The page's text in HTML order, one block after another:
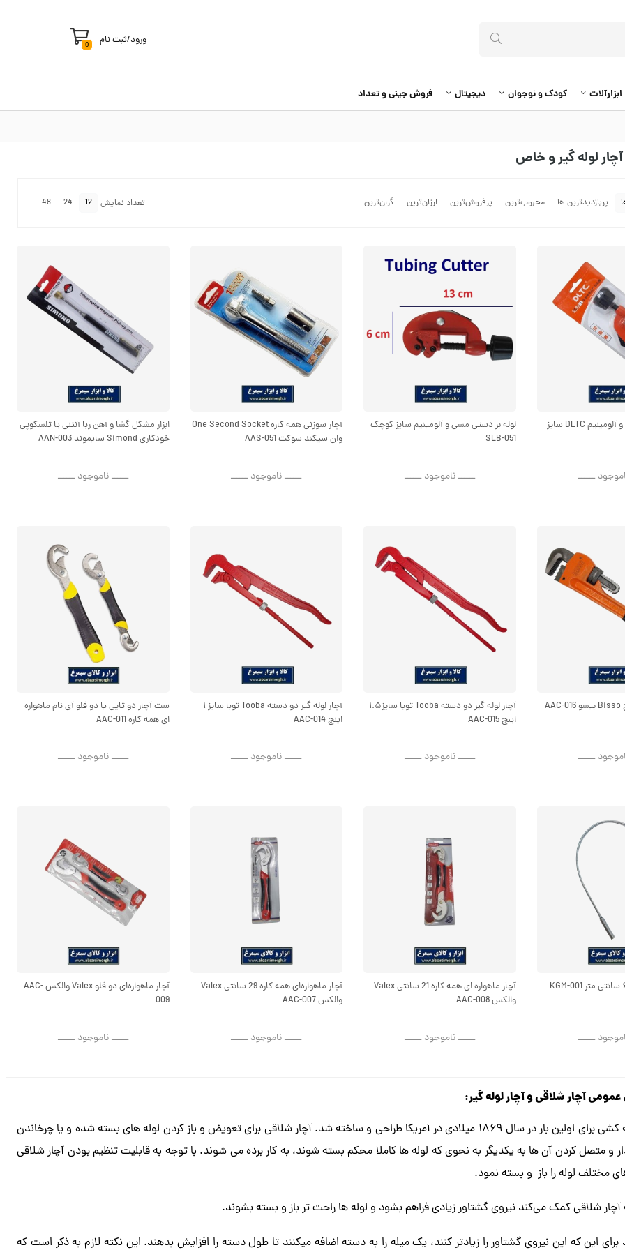
ورود/ثبت نام 0
ابزارآلات کودک و نوجوان دیجیتال فروش جینی و تعداد
لوله گیر و خاص
پربازدیدترین ها محبوب‌‌ترین پرفروش‌ترین ارزان‌ترین گران‌ترین تعداد نمایش 12
24
48
لوله بر دستی مسی و آلومینیم DLTC سایز
ــــــ
لوله بر دستی مسی و آلومینیم سایز کوچک
SLB-051
ــــــ ناموجود ــــــ
آچار سوزنی همه کاره One Second Socket
وان سیکند سوکت AAS-051
ــــــ ناموجود ــــــ
ابزار مشکل گشا و آهن ربا آنتنی یا تلسکوپی
خودکاری Simond سایموند AAN-003
ــــــ ناموجود ــــــ
ــــــ
آچار لوله گیر دو دسته Tooba توبا سایز۱.۵
اینچ AAC-015
ــــــ ناموجود ــــــ
آچار لوله گیر دو دسته Tooba توبا سایز ۱
اینچ AAC-014
ــــــ ناموجود ــــــ
ست آچار دو تایی یا دو قلو آی نام ماهواره
ای همه کاره AAC-011
ــــــ ناموجود ــــــ
ــــــ
آچار ماهواره‌ ای همه کاره 21 سانتی Valex
والکس AAC-008
ــــــ ناموجود ــــــ
آچار ماهواره‌ای همه کاره 29 سانتی Valex
والکس AAC-007
ــــــ ناموجود ــــــ
آچار ماهواره‌ای دو قلو Valex والکس AAC-
009
ــــــ ناموجود ــــــ
آچار شلاقی و آچار لوله گیر:
آچار شلاقی لوله کشی برای اولین بار در سال ۱۸۶۹ میلادی در آمریکا طراحی و ساخته شد. آچار شلاقی برای تعویض و باز کردن لوله های بسته شده و یا چرخاندن
و متصل کردن آن ها به یکدیگر به نحوی که لوله ها کاملا محکم بسته شوند، به کار برده می شوند. با توجه به قابلیت تنظیم بودن آچار شلاقی
مختلف لوله را باز و بسته نمود.
شلاقی کمک می‌کند نیروی گشتاور زیادی فراهم بشود و لوله ها راحت تر باز و بسته بشوند.
برای این که این نیروی گشتاور را زیاد‌تر کنند، یک میله را به دسته اضافه میکنند تا طول دسته را افزایش بدهند. این نکته لازم به ذکر است که